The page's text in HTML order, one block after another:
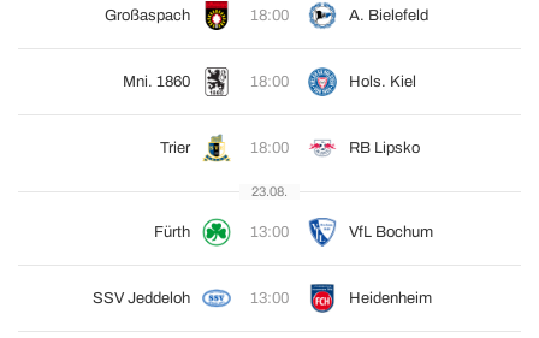
Großaspach 18:00 A. Bielefeld
Mni. 1860 18:00 Hols. Kiel
Trier 18:00 RB Lipsko
23.08.
Fürth 13:00 VfL Bochum
SSV Jeddeloh 13:00 Heidenheim